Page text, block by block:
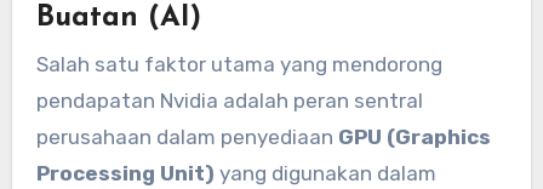
Buatan (AI)
Salah satu faktor utama yang mendorong
pendapatan Nvidia adalah peran sentral
perusahaan dalam penyediaan GPU (Graphics
Processing Unit) yang digunakan dalam